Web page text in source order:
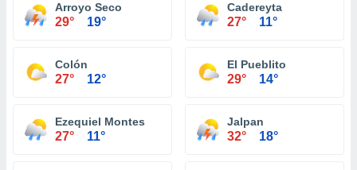
Arroyo Seco
29° 19°
Cadereyta
27° 11°
Colón
27° 12°
El Pueblito
29° 14°
Ezequiel Montes
27° 11°
Jalpan
32° 18°